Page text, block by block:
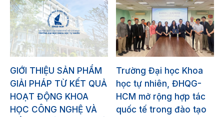
GIỚI THIỆU SẢN PHẨM
GIẢI PHÁP TỪ KẾT QUẢ
HOẠT ĐỘNG KHOA
HỌC CÔNG NGHỆ VÀ
Trường Đại học Khoa
học tự nhiên, ĐHQG-
HCM mở rộng hợp tác
quốc tế trong đào tạo